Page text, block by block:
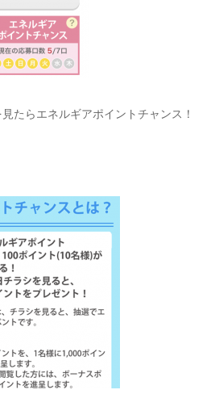
たらエネルギアポイントチャンス！